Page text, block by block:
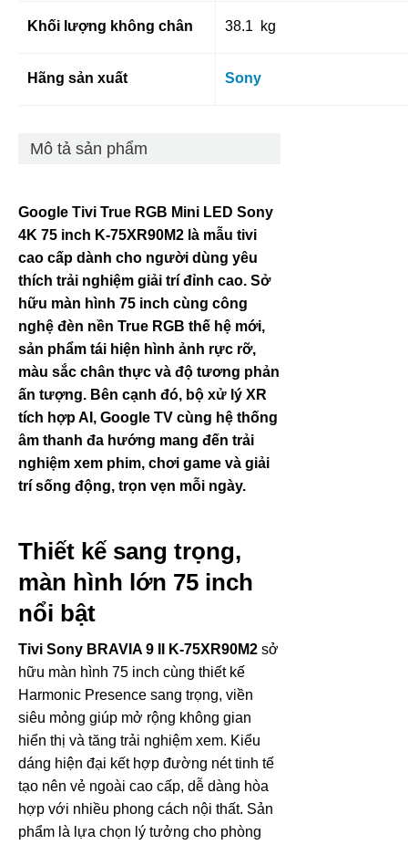
Khối lượng không chân 38.1 kg
Hãng sản xuất Sony
Mô tả sản phẩm
Google Tivi True RGB Mini LED Sony
4K 75 inch K-75XR90M2 là mẫu tivi
cao cấp dành cho người dùng yêu
thích trải nghiệm giải trí đỉnh cao. Sở
hữu màn hình 75 inch cùng công
nghệ đèn nền True RGB thế hệ mới,
sản phẩm tái hiện hình ảnh rực rỡ,
màu sắc chân thực và độ tương phản
ấn tượng. Bên cạnh đó, bộ xử lý XR
tích hợp AI, Google TV cùng hệ thống
âm thanh đa hướng mang đến trải
nghiệm xem phim, chơi game và giải
trí sống động, trọn vẹn mỗi ngày.
Thiết kế sang trọng,
màn hình lớn 75 inch
nổi bật
Tivi Sony BRAVIA 9 II K-75XR90M2 sở
hữu màn hình 75 inch cùng thiết kế
Harmonic Presence sang trọng, viền
siêu mỏng giúp mở rộng không gian
hiển thị và tăng trải nghiệm xem. Kiểu
dáng hiện đại kết hợp đường nét tinh tế
tạo nên vẻ ngoài cao cấp, dễ dàng hòa
hợp với nhiều phong cách nội thất. Sản
phẩm là lựa chọn lý tưởng cho phòng